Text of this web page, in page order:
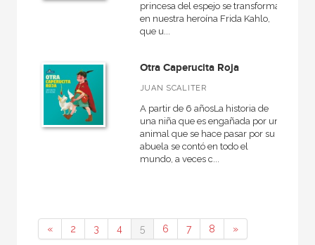
princesa del espejo se transforma
en nuestra heroína Frida Kahlo,
que u...
Otra Caperucita Roja
JUAN SCALITER
A partir de 6 añosLa historia de
una niña que es engañada por un
animal que se hace pasar por su
abuela se contó en todo el
mundo, a veces c...
« 2 3 4 5 6 7 8 »